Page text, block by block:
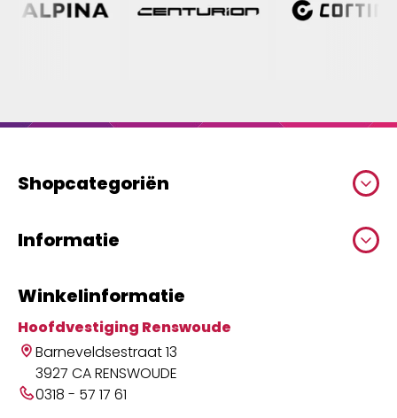
Shopcategoriën
Informatie
Winkelinformatie
Hoofdvestiging Renswoude
Barneveldsestraat 13
3927 CA RENSWOUDE
0318 - 57 17 61